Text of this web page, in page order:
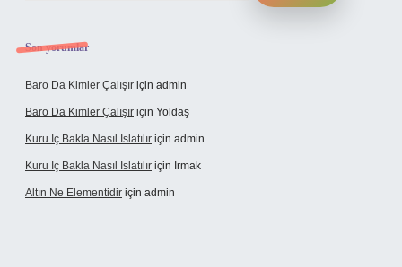
Son yorumlar
Baro Da Kimler Çalışır için admin
Baro Da Kimler Çalışır için Yoldaş
Kuru Iç Bakla Nasıl Islatılır için admin
Kuru Iç Bakla Nasıl Islatılır için Irmak
Altın Ne Elementidir için admin